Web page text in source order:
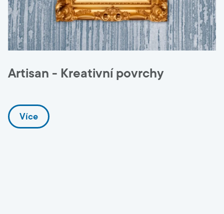
Artisan - Kreativní povrchy
Více